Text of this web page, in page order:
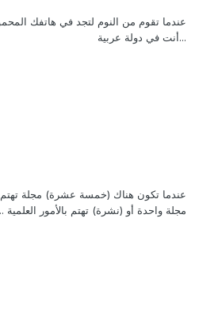
عندما تقوم من النوم لتجد في هاتفك
...أنت في دولة عربية
عندما تكون هناك (خمسة عشرة) مجلة تهتم
مجلة واحدة أو (نشرة) تهتم بالأمور العلمية